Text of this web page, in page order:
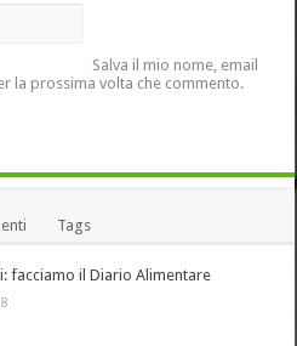
Salva il mio nome, email
la prossima volta che commento.
Tags
facciamo il Diario Alimentare